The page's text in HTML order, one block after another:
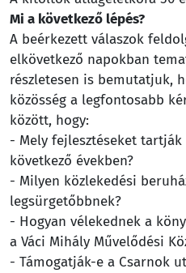
Mi a következő lépés?
A beérkezett válaszok
elkövetkező napokban
részletesen is bemutatjuk,
közösség a legfontosabb
között, hogy:
- Mely fejlesztéseket
következő években?
- Milyen közlekedési
legsürgetőbbnek?
- Hogyan vélekednek a
a Váci Mihály Művelődési
- Támogatják-e a Csarnok